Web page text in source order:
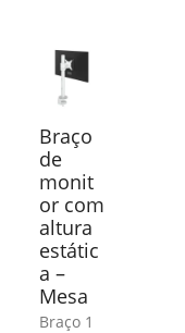
Braço
de
monit
or com
altura
estátic
a –
Mesa
Braço 1